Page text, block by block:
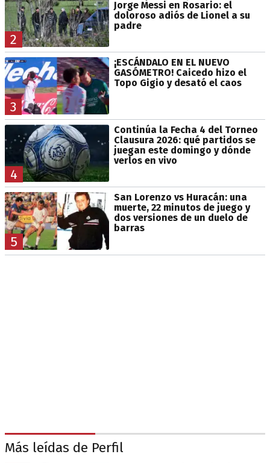
2
Jorge Messi en Rosario: el
doloroso adiós de Lionel a su
padre
3
¡ESCÁNDALO EN EL NUEVO
GASÓMETRO! Caicedo hizo el
Topo Gigio y desató el caos
4
Continúa la Fecha 4 del Torneo
Clausura 2026: qué partidos se
juegan este domingo y dónde
verlos en vivo
5
San Lorenzo vs Huracán: una
muerte, 22 minutos de juego y
dos versiones de un duelo de
barras
Más leídas de Perfil